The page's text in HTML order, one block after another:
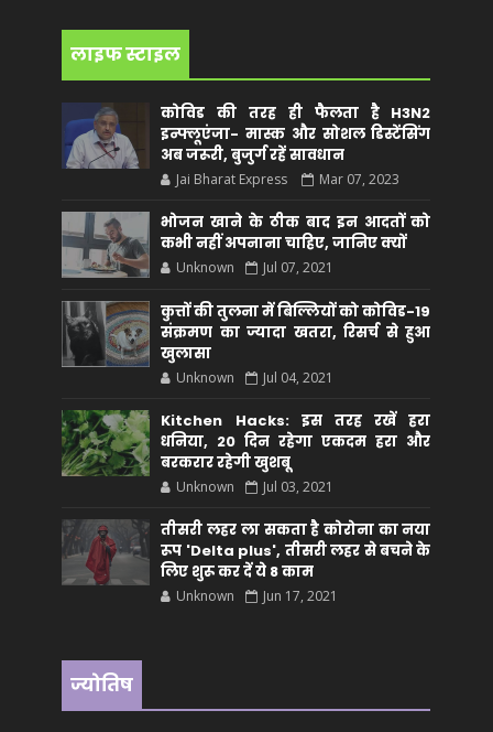
लाइफ स्टाइल
कोविड की तरह ही फैलता है H3N2
इन्फ्लूएंजा- मास्क और सोशल डिस्टेंसिंग
अब जरूरी, बुजुर्ग रहें सावधान
Jai Bharat Express Mar 07, 2023
भोजन खाने के ठीक बाद इन आदतों को
कभी नहीं अपनाना चाहिए, जानिए क्यों
Unknown Jul 07, 2021
कुत्तों की तुलना में बिल्लियों को कोविड-19
संक्रमण का ज्यादा खतरा, रिसर्च से हुआ
खुलासा
Unknown Jul 04, 2021
Kitchen Hacks: इस तरह रखें हरा
धनिया, 20 दिन रहेगा एकदम हरा और
बरकरार रहेगी खुशबू
Unknown Jul 03, 2021
तीसरी लहर ला सकता है कोरोना का नया
रूप 'Delta plus', तीसरी लहर से बचने के
लिए शुरू कर दें ये 8 काम
Unknown Jun 17, 2021
ज्योतिष